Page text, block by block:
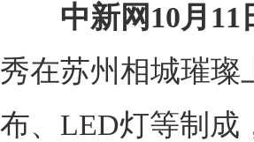
中新网10月11
秀在苏州相城璀璨
布、LED灯等制成